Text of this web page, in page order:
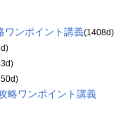
ワンポイント講義(1408d)
略ワンポイント講義